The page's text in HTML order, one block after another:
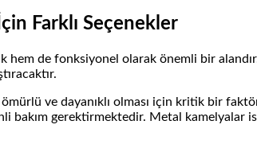
Farklı Seçenekler
hem de fonksiyonel olarak önemli bir
ve dayanıklı olması için kritik bir
bakım gerektirmektedir. Metal kamelyalar